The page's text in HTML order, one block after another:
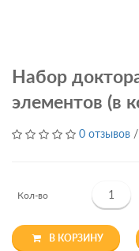
Набор
элементов (в
0 отзывов /
Кол-во
В КОРЗИНУ